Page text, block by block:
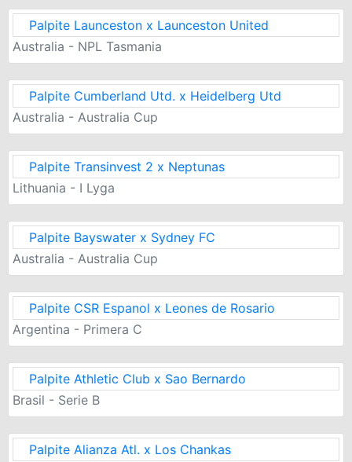
Palpite Launceston x Launceston United
Australia - NPL Tasmania
Palpite Cumberland Utd. x Heidelberg Utd
Australia - Australia Cup
Palpite Transinvest 2 x Neptunas
Lithuania - I Lyga
Palpite Bayswater x Sydney FC
Australia - Australia Cup
Palpite CSR Espanol x Leones de Rosario
Argentina - Primera C
Palpite Athletic Club x Sao Bernardo
Brasil - Serie B
Palpite Alianza Atl. x Los Chankas